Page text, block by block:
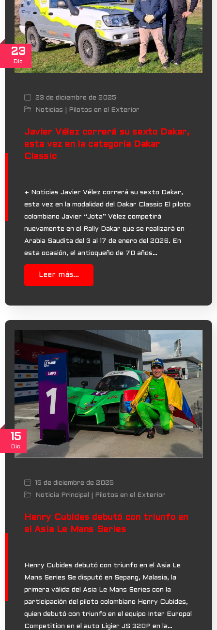
23
Dic
23 de diciembre de 2025
Noticias
Pilotos en el Exterior
Javier Vélez correrá su sexto Dakar,
esta vez en la categoría Dakar
Classic
+ Noticias Javier Vélez correrá su sexto Dakar,
esta vez en la modalidad del Dakar Classic El piloto
colombiano Javier “Jota” Vélez competirá
nuevamente en el Rally Dakar que se realizará en
Arabia Saudita del 3 al 17 de enero del 2026. En
esta ocasión, el antioqueño de 70 años…
Leer más...
15
Dic
15 de diciembre de 2025
Noticia Principal
Pilotos en el Exterior
Henry Cubides debutó con triunfo en
el Asia Le Mans Series
Henry Cubides debutó con triunfo en el Asia Le
Mans Series Se disputó en Sepang, Malasia, la
primera válida del Asia Le Mans Series con la
participación del piloto colombiano Henry Cubides,
quien debutó con triunfo en el equipo Inter Europol
Competition en el auto Ligier JS 320P en la…